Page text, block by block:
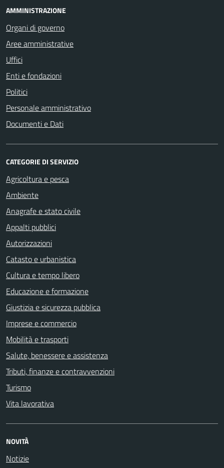
AMMINISTRAZIONE
Organi di governo
Aree amministrative
Uffici
Enti e fondazioni
Politici
Personale amministrativo
Documenti e Dati
CATEGORIE DI SERVIZIO
Agricoltura e pesca
Ambiente
Anagrafe e stato civile
Appalti pubblici
Autorizzazioni
Catasto e urbanistica
Cultura e tempo libero
Educazione e formazione
Giustizia e sicurezza pubblica
Imprese e commercio
Mobilità e trasporti
Salute, benessere e assistenza
Tributi, finanze e contravvenzioni
Turismo
Vita lavorativa
NOVITÀ
Notizie